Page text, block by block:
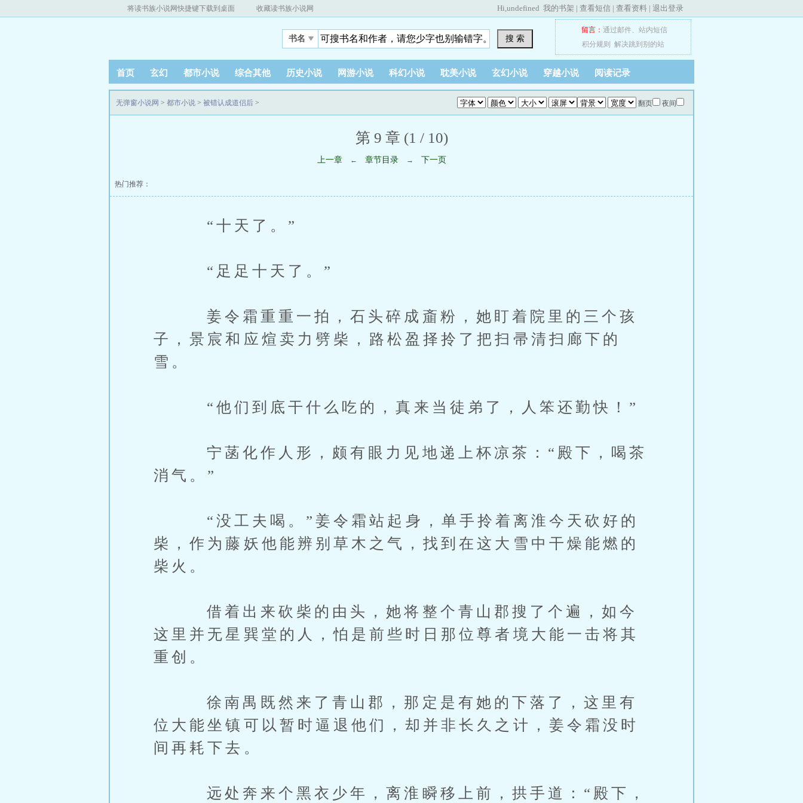
将读书族小说网快捷键下载到桌面 收藏读书族小说网 Hi,undefined 我的书架 | 查看短信 | 查看资料 | 退出登录
书名 搜 索
留言： 通过邮件、 站内短信
积分规则
解决跳到别的站
首页 玄幻 都市小说 综合其他 历史小说 网游小说 科幻小说 耽美小说 玄幻小说 穿越小说 阅读记录
翻页 夜间
无弹窗小说网 > 都市小说 > 被错认成道侣后 >
第 9 章 (1 / 10)
上一章 ← 章节目录 → 下一页
热门推荐：
“十天了。”
“足足十天了。”
姜令霜重重一拍，石头碎成齑粉，她盯着院里的三个孩
子，景宸和应煊卖力劈柴，路松盈择拎了把扫帚清扫廊下的
雪。
“他们到底干什么吃的，真来当徒弟了，人笨还勤快！”
宁菡化作人形，颇有眼力见地递上杯凉茶：“殿下，喝茶
消气。”
“没工夫喝。”姜令霜站起身，单手拎着离淮今天砍好的
柴，作为藤妖他能辨别草木之气，找到在这大雪中干燥能燃的
柴火。
借着出来砍柴的由头，她将整个青山郡搜了个遍，如今
这里并无星巽堂的人，怕是前些时日那位尊者境大能一击将其
重创。
徐南禺既然来了青山郡，那定是有她的下落了，这里有
位大能坐镇可以暂时逼退他们，却并非长久之计，姜令霜没时
间再耗下去。
远处奔来个黑衣少年，离淮瞬移上前，拱手道：“殿下，